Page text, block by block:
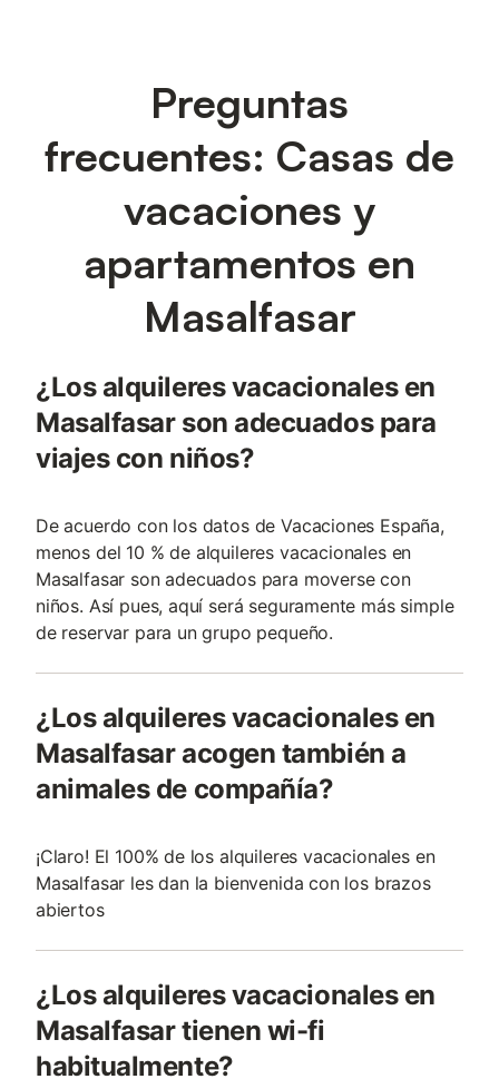
Preguntas
frecuentes: Casas de
vacaciones y
apartamentos en
Masalfasar
¿Los alquileres vacacionales en
Masalfasar son adecuados para
viajes con niños?
De acuerdo con los datos de Vacaciones España,
menos del 10 % de alquileres vacacionales en
Masalfasar son adecuados para moverse con
niños. Así pues, aquí será seguramente más simple
de reservar para un grupo pequeño.
¿Los alquileres vacacionales en
Masalfasar acogen también a
animales de compañía?
¡Claro! El 100% de los alquileres vacacionales en
Masalfasar les dan la bienvenida con los brazos
abiertos
¿Los alquileres vacacionales en
Masalfasar tienen wi-fi
habitualmente?